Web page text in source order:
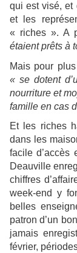
qui est visé, et
et les
« riches ». A
étaient prêts à
Mais pour
« se dotent
nourriture et
famille en cas
Et les riches
dans les
facile d’accès
Deauville
chiffres
week-end y
belles
patron d’un
jamais
février,